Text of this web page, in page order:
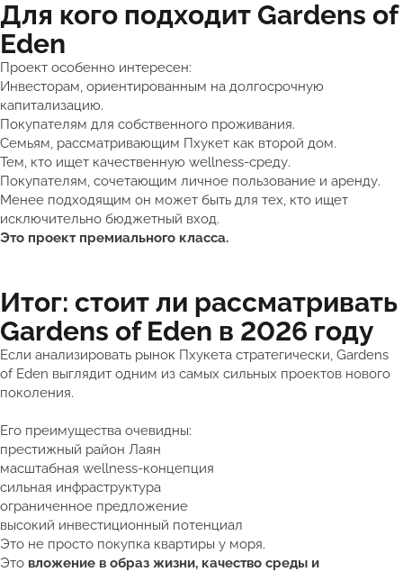
Для кого подходит Gardens of
Eden
Проект особенно интересен:
Инвесторам, ориентированным на долгосрочную
капитализацию.
Покупателям для собственного проживания.
Семьям, рассматривающим Пхукет как второй дом.
Тем, кто ищет качественную wellness-среду.
Покупателям, сочетающим личное пользование и аренду.
Менее подходящим он может быть для тех, кто ищет
исключительно бюджетный вход.
Это проект премиального класса.
Итог: стоит ли рассматривать
Gardens of Eden в 2026 году
Если анализировать рынок Пхукета стратегически, Gardens
of Eden выглядит одним из самых сильных проектов нового
поколения.
Его преимущества очевидны:
престижный район Лаян
масштабная wellness-концепция
сильная инфраструктура
ограниченное предложение
высокий инвестиционный потенциал
Это не просто покупка квартиры у моря.
Это вложение в образ жизни, качество среды и